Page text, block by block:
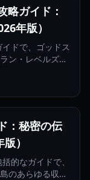
略ガイド：
年版）
ドで、ゴッドス
ン・レベルズの
：秘密の伝
）
的なガイドで、
のあらゆる収集